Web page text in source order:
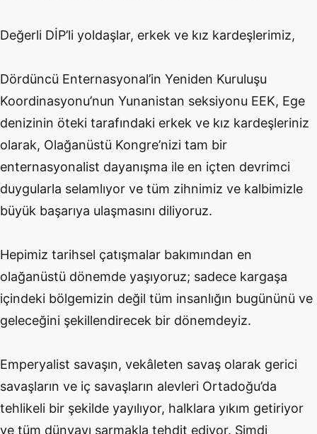
Değerli DİP’li yoldaşlar, erkek ve kız kardeşlerimiz,
Dördüncü Enternasyonal’in Yeniden Kuruluşu
Koordinasyonu’nun Yunanistan seksiyonu EEK, Ege
denizinin öteki tarafındaki erkek ve kız kardeşleriniz
olarak, Olağanüstü Kongre’nizi tam bir
enternasyonalist dayanışma ile en içten devrimci
duygularla selamlıyor ve tüm zihnimiz ve kalbimizle
büyük başarıya ulaşmasını diliyoruz.
Hepimiz tarihsel çatışmalar bakımından en
olağanüstü dönemde yaşıyoruz; sadece kargaşa
içindeki bölgemizin değil tüm insanlığın bugününü ve
geleceğini şekillendirecek bir dönemdeyiz.
Emperyalist savaşın, vekâleten savaş olarak gerici
savaşların ve iç savaşların alevleri Ortadoğu’da
tehlikeli bir şekilde yayılıyor, halklara yıkım getiriyor
ve tüm dünyayı sarmakla tehdit ediyor. Şimdi